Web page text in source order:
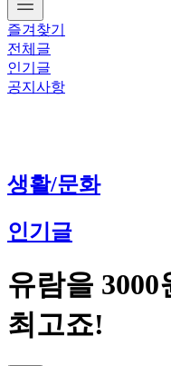
즐겨찾기
전체글
인기글
공지사항
생활/문화
인기글
유람을
최고죠!